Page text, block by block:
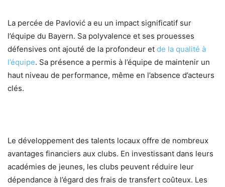
La percée de Pavlović a eu un impact significatif sur
l’équipe du Bayern. Sa polyvalence et ses prouesses
défensives ont ajouté de la profondeur et de la qualité à
l’équipe. Sa présence a permis à l’équipe de maintenir un
haut niveau de performance, même en l’absence d’acteurs
clés.
Le développement des talents locaux offre de nombreux
avantages financiers aux clubs. En investissant dans leurs
académies de jeunes, les clubs peuvent réduire leur
dépendance à l’égard des frais de transfert coûteux. Les